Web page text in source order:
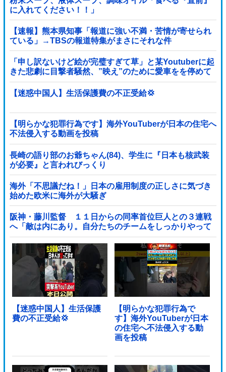
に入れてください！！」
【速報】熊本県知事「報道に強い不満・苦情が寄せられ
ている」→TBSの報道特集がまさにそれな件
「申し訳ないけど絵が完璧すぎて草」と某Youtuberに起
きた悲劇に目撃者騒然、”映え”のために愛車をを停めて
撮影していたら……
【迷惑中国人】生活保護費の不正受給💢
【明らかな犯罪行為です】海外YouTuberが日本の住宅へ
不法侵入する動画を投稿
長崎の語り部のお爺ちゃん(84)、学生に『日本も核武装
が必要』と言われびっくり
海外「不思議だね！」日本の雇用制度の正しさに気づき
始めた欧米に海外が大騒ぎ
阪神・藤川監督 １１日からの同率首位巨人との３連戦
へ「敵は内にあり。自分たちのチームをしっかりやって
いく」他
【迷惑中国人】生活保護
費の不正受給💢
【明らかな犯罪行為で
す】海外YouTuberが日本
の住宅へ不法侵入する動
画を投稿